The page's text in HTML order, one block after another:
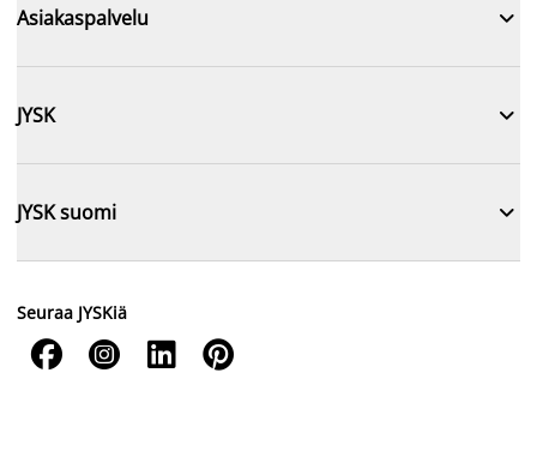
Asiakaspalvelu 
JYSK 
JYSK suomi 
Seuraa JYSKiä
   